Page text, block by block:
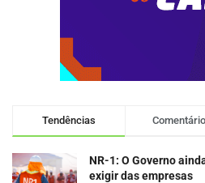
Tendências
NR-1: O Governo
exigir das empresas